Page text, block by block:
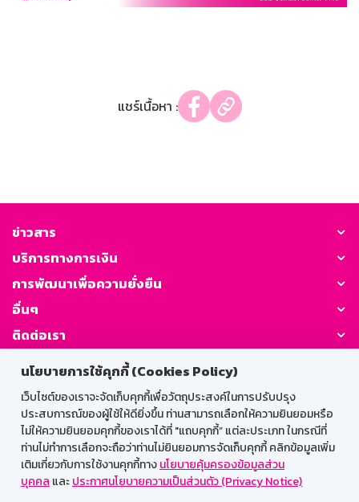
นโยบายการใช้คุกกี้ (Cookies Policy)
เว็บไซต์ของเราจะจัดเก็บคุกกี้เพื่อวัตถุประสงค์ในการปรับปรุง
ประสบการณ์ของผู้ใช้ให้ดียิ่งขึ้น ท่านสามารถเลือกให้ความยินยอมหรือ
ไม่ให้ความยินยอมคุกกี้ของเราได้ที่ "แถบคุกกี้” แต่ละประเภท ในกรณีที่
ท่านไม่ทำการเลือกจะถือว่าท่านไม่ยินยอมการจัดเก็บคุกกี้ คลิกข้อมูลเพิ่ม
เติมเกี่ยวกับการใช้งานคุกกี้ทางนโยบายคุ้มครองข้อมูลส่วน
บุคคล และประกาศนโยบายความเป็นส่วนตัว (Privacy Notice)
แชร์เนื้อหา :
ข่าวสาร
บริการทางการเงิน
การพัฒนาเพื่อความยั่งยืน
อื่นๆ
ติดต่อเรา
GSB Society:
สำหรับพนักงาน
Web HR
GSB Wisdom
M-Search